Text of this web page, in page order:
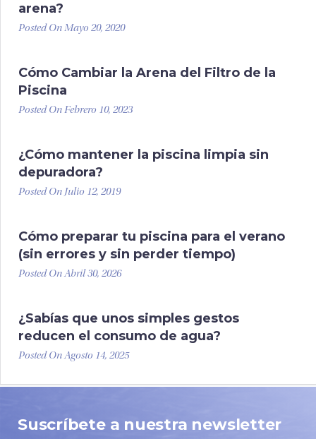
arena?
Posted On Mayo 20, 2020
Cómo Cambiar la Arena del Filtro de la
Piscina
Posted On Febrero 10, 2023
¿Cómo mantener la piscina limpia sin
depuradora?
Posted On Julio 12, 2019
Cómo preparar tu piscina para el verano
(sin errores y sin perder tiempo)
Posted On Abril 30, 2026
¿Sabías que unos simples gestos
reducen el consumo de agua?
Posted On Agosto 14, 2025
Suscríbete a nuestra newsletter